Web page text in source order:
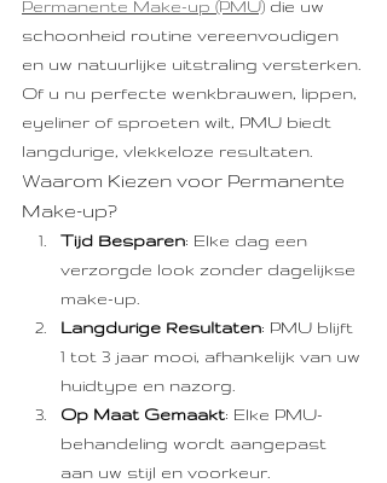
Permanente Make-up (PMU) die uw
schoonheid routine vereenvoudigen
en uw natuurlijke uitstraling versterken.
Of u nu perfecte wenkbrauwen, lippen,
eyeliner of sproeten wilt, PMU biedt
langdurige, vlekkeloze resultaten.
Waarom Kiezen voor Permanente
Make-up?
Tijd Besparen: Elke dag een
verzorgde look zonder dagelijkse
make-up.
Langdurige Resultaten: PMU blijft
1 tot 3 jaar mooi, afhankelijk van uw
huidtype en nazorg.
Op Maat Gemaakt: Elke PMU-
behandeling wordt aangepast
aan uw stijl en voorkeur.